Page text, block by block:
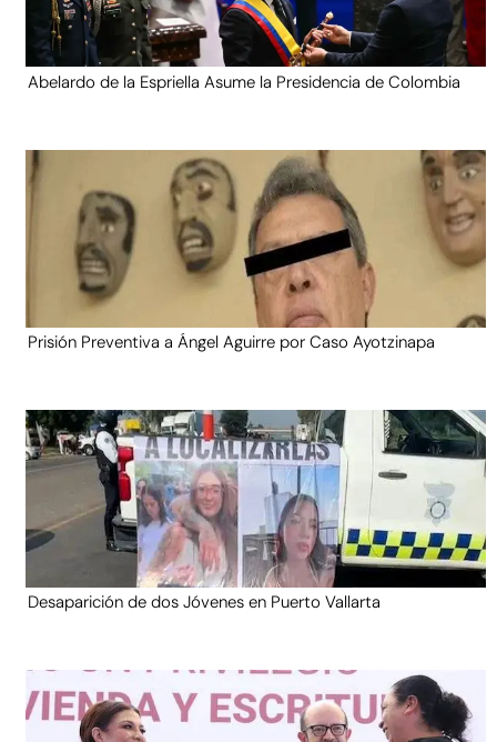
Abelardo de la Espriella Asume la Presidencia de Colombia
Prisión Preventiva a Ángel Aguirre por Caso Ayotzinapa
Desaparición de dos Jóvenes en Puerto Vallarta